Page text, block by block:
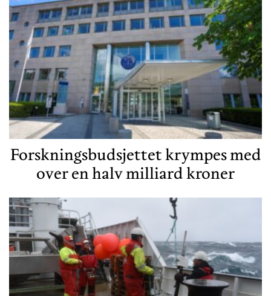
Forskningsbudsjettet krympes med
over en halv milliard kroner